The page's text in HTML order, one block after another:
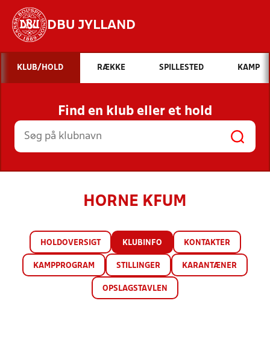
DBU JYLLAND
Hvad vil du søge efter?
INDHOLD OG NYHEDER
STILLINGER, RESULTATER, KLUBBER OG
HOLD
KLUB/HOLD RÆKKE SPILLESTED KAMP
Find en klub eller et hold
HORNE KFUM
HOLDOVERSIGT KLUBINFO KONTAKTER
KAMPPROGRAM STILLINGER KARANTÆNER
OPSLAGSTAVLEN